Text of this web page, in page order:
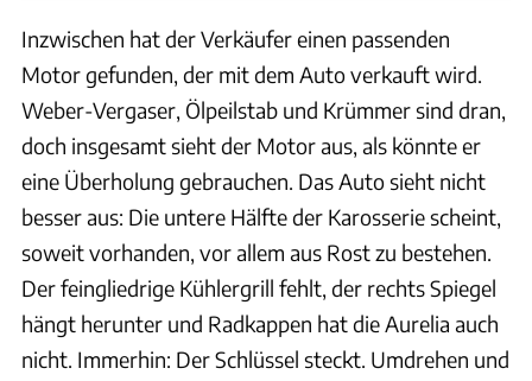
Inzwischen hat der Verkäufer einen passenden
Motor gefunden, der mit dem Auto verkauft wird.
Weber-Vergaser, Ölpeilstab und Krümmer sind dran,
doch insgesamt sieht der Motor aus, als könnte er
eine Überholung gebrauchen. Das Auto sieht nicht
besser aus: Die untere Hälfte der Karosserie scheint,
soweit vorhanden, vor allem aus Rost zu bestehen.
Der feingliedrige Kühlergrill fehlt, der rechts Spiegel
hängt herunter und Radkappen hat die Aurelia auch
nicht. Immerhin: Der Schlüssel steckt. Umdrehen und